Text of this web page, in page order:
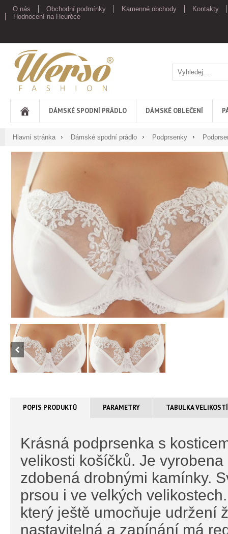
O nás Obchodní podmínky Kamenné obchody
Kontakty
Hodnocení na Heuréce
Werso
DÁMSKÉ SPODNÍ PRÁDLO DÁMSKÉ OBLEČENÍ
Hlavní stránka Dámské spodní prádlo Podprsenky
POPIS PRODUKTŮ PARAMETRY TABULKA
Krásná podprsenka s
velikosti košíčků. Je
zdobená drobnými kamínky.
prsou i ve velkých
který ještě umocňuje udržení
nastavitelná a zapínání má